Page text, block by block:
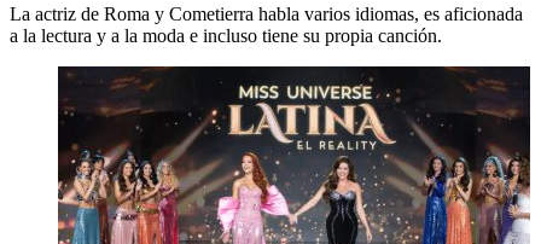
La actriz de Roma y Cometierra habla varios idiomas, es aficionada
a la lectura y a la moda e incluso tiene su propia canción.